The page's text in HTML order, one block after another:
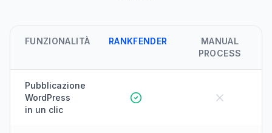
FUNZIONALITÀ RANKFENDER
MANUAL
PROCESS
Pubblicazione
WordPress
in un clic